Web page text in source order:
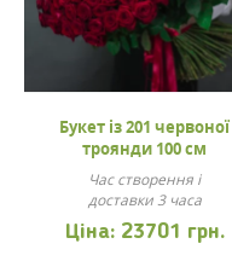
Букет із 201 червоної
троянди 100 см
Час створення і
доставки 3 часа
Ціна: 23701 грн.